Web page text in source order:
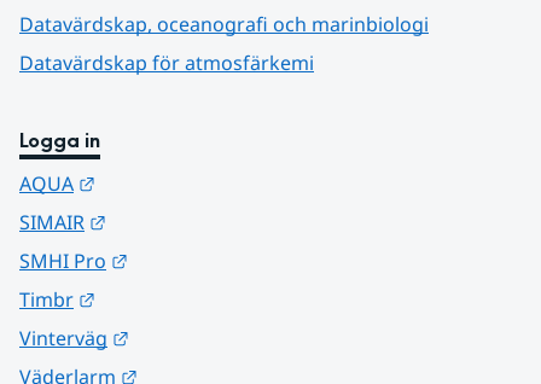
Datavärdskap, oceanografi och marinbiologi
Datavärdskap för atmosfärkemi
Logga in
AQUA
SIMAIR
SMHI Pro
Timbr
Vinterväg
Väderlarm